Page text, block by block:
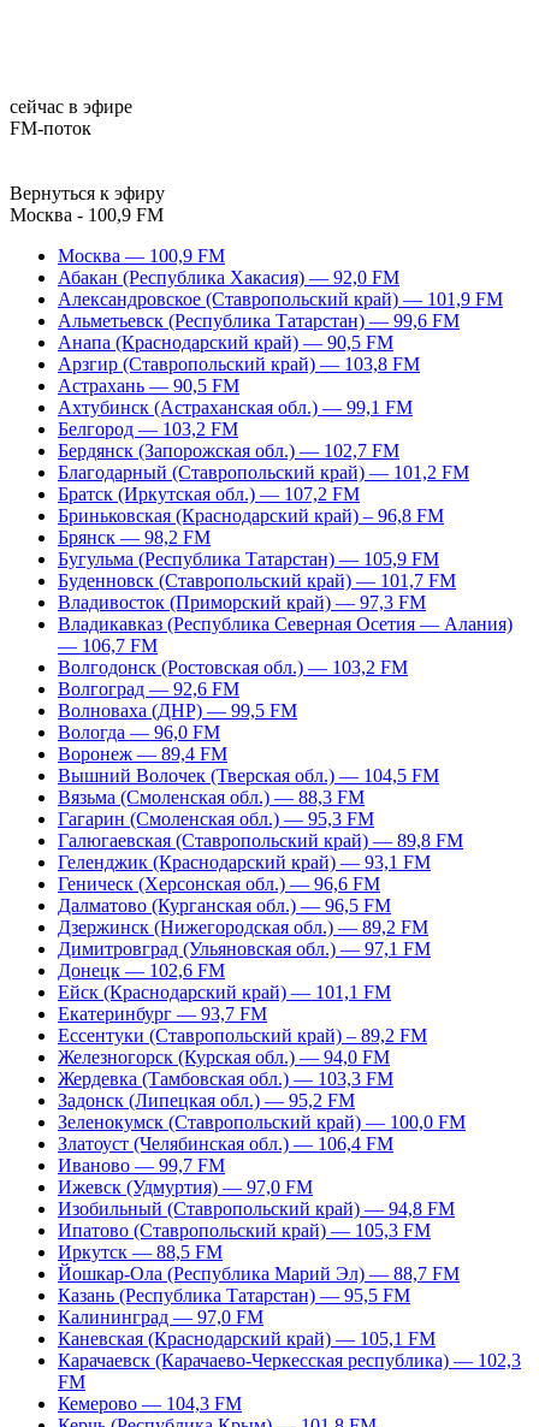
сейчас в эфире
FM-поток
Вернуться к эфиру
Москва - 100,9 FM
Москва — 100,9 FM
Абакан (Республика Хакасия) — 92,0 FM
Александровское (Ставропольский край) — 101,9 FM
Альметьевск (Республика Татарстан) — 99,6 FM
Анапа (Краснодарский край) — 90,5 FM
Арзгир (Ставропольский край) — 103,8 FM
Астрахань — 90,5 FM
Ахтубинск (Астраханская обл.) — 99,1 FM
Белгород — 103,2 FM
Бердянск (Запорожская обл.) — 102,7 FM
Благодарный (Ставропольский край) — 101,2 FM
Братск (Иркутская обл.) — 107,2 FM
Бриньковская (Краснодарский край) – 96,8 FM
Брянск — 98,2 FM
Бугульма (Республика Татарстан) — 105,9 FM
Буденновск (Ставропольский край) — 101,7 FM
Владивосток (Приморский край) — 97,3 FM
Владикавказ (Республика Северная Осетия — Алания)
— 106,7 FM
Волгодонск (Ростовская обл.) — 103,2 FM
Волгоград — 92,6 FM
Волноваха (ДНР) — 99,5 FM
Вологда — 96,0 FM
Воронеж — 89,4 FM
Вышний Волочек (Тверская обл.) — 104,5 FM
Вязьма (Смоленская обл.) — 88,3 FM
Гагарин (Смоленская обл.) — 95,3 FM
Галюгаевская (Ставропольский край) — 89,8 FM
Геленджик (Краснодарский край) — 93,1 FM
Геническ (Херсонская обл.) — 96,6 FM
Далматово (Курганская обл.) — 96,5 FM
Дзержинск (Нижегородская обл.) — 89,2 FM
Димитровград (Ульяновская обл.) — 97,1 FM
Донецк — 102,6 FM
Ейск (Краснодарский край) — 101,1 FM
Екатеринбург — 93,7 FM
Ессентуки (Ставропольский край) – 89,2 FM
Железногорск (Курская обл.) — 94,0 FM
Жердевка (Тамбовская обл.) — 103,3 FM
Задонск (Липецкая обл.) — 95,2 FM
Зеленокумск (Ставропольский край) — 100,0 FM
Златоуст (Челябинская обл.) — 106,4 FM
Иваново — 99,7 FM
Ижевск (Удмуртия) — 97,0 FM
Изобильный (Ставропольский край) — 94,8 FM
Ипатово (Ставропольский край) — 105,3 FM
Иркутск — 88,5 FM
Йошкар-Ола (Республика Марий Эл) — 88,7 FM
Казань (Республика Татарстан) — 95,5 FM
Калининград — 97,0 FM
Каневская (Краснодарский край) — 105,1 FM
Карачаевск (Карачаево-Черкесская республика) — 102,3
FM
Кемерово — 104,3 FM